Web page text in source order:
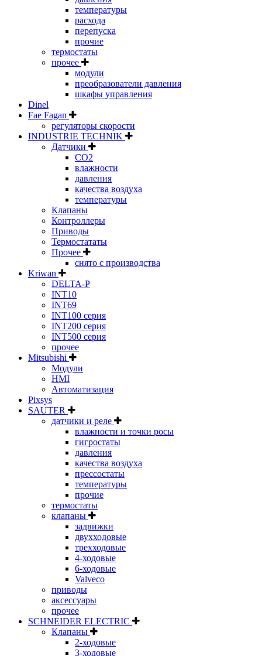
температуры
расхода
перепуска
прочие
термостаты
прочее
модули
преобразователи давления
шкафы управления
Dinel
Fae Fagan
регуляторы скорости
INDUSTRIE TECHNIK
Датчики
CO2
влажности
давления
качества воздуха
температуры
Клапаны
Контроллеры
Приводы
Термостататы
Прочее
снято с производства
Kriwan
DELTA-P
INT10
INT69
INT100 серия
INT200 серия
INT500 серия
прочее
Mitsubishi
Модули
HMI
Автоматизация
Pixsys
SAUTER
датчики и реле
влажности и точки росы
гигростаты
давления
качества воздуха
прессостаты
температуры
прочие
термостаты
клапаны
задвижки
двухходовые
трехходовые
4-ходовые
6-ходовые
Valveco
приводы
аксессуары
прочее
SCHNEIDER ELECTRIC
Клапаны
2-ходовые
3-ходовые